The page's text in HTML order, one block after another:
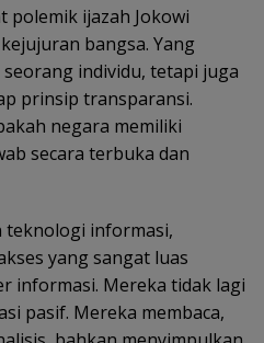
polemik ijazah Jokowi
bangsa. Yang
individu, tetapi juga
prinsip transparansi.
negara memiliki
secara terbuka dan
teknologi informasi,
yang sangat luas
informasi. Mereka tidak lagi
pasif. Mereka membaca,